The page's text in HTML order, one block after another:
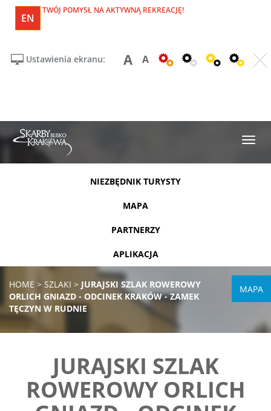
EN
TWÓJ POMYSŁ NA AKTYWNĄ REKREACJĘ!
Ustawienia ekranu: A A
NIEZBĘDNIK TURYSTY
MAPA
PARTNERZY
APLIKACJA
HOME > SZLAKI > JURAJSKI SZLAK ROWEROWY
ORLICH GNIAZD - ODCINEK KRAKÓW - ZAMEK
TĘCZYN W RUDNIE
MAPA
JURAJSKI SZLAK
ROWEROWY ORLICH